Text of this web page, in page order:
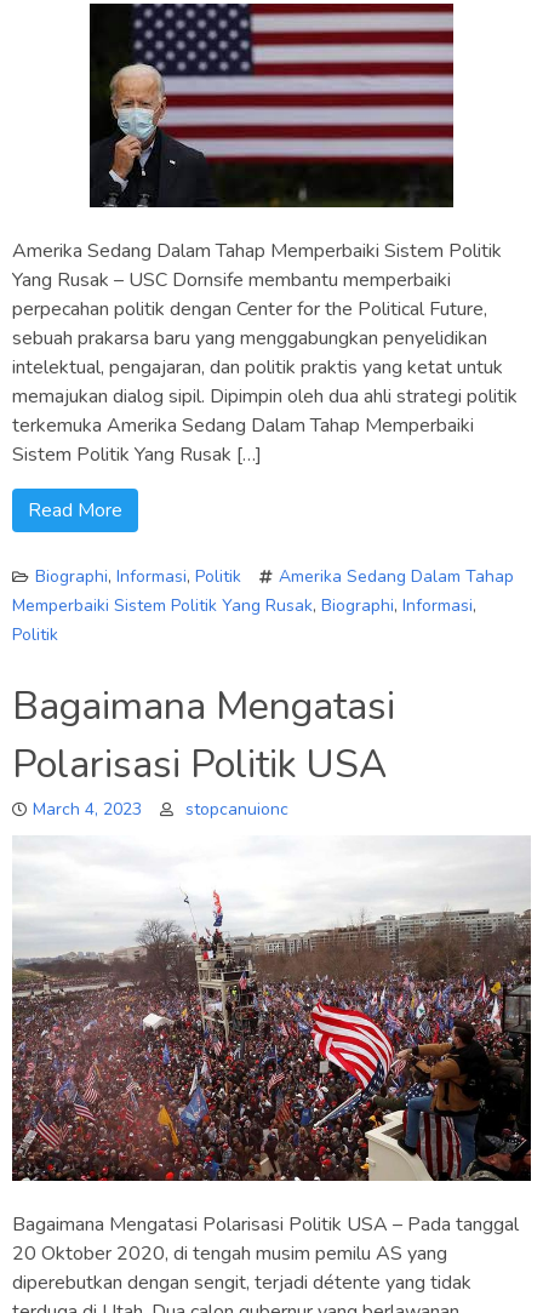
Amerika Sedang Dalam Tahap Memperbaiki Sistem Politik
Yang Rusak – USC Dornsife membantu memperbaiki
perpecahan politik dengan Center for the Political Future,
sebuah prakarsa baru yang menggabungkan penyelidikan
intelektual, pengajaran, dan politik praktis yang ketat untuk
memajukan dialog sipil. Dipimpin oleh dua ahli strategi politik
terkemuka Amerika Sedang Dalam Tahap Memperbaiki
Sistem Politik Yang Rusak […]
Read More
Biographi, Informasi, Politik
Amerika Sedang Dalam Tahap
Memperbaiki Sistem Politik Yang Rusak, Biographi, Informasi,
Politik
Bagaimana Mengatasi
Polarisasi Politik USA
March 4, 2023 stopcanuionc
Bagaimana Mengatasi Polarisasi Politik USA – Pada tanggal
20 Oktober 2020, di tengah musim pemilu AS yang
diperebutkan dengan sengit, terjadi détente yang tidak